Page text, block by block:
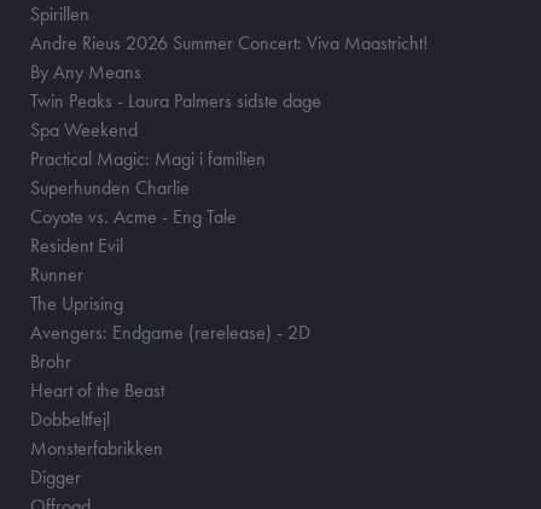
Spirillen
Andre Rieus 2026 Summer Concert: Viva Maastricht!
By Any Means
Twin Peaks - Laura Palmers sidste dage
Spa Weekend
Practical Magic: Magi i familien
Superhunden Charlie
Coyote vs. Acme - Eng Tale
Resident Evil
Runner
The Uprising
Avengers: Endgame (rerelease) - 2D
Brohr
Heart of the Beast
Dobbeltfejl
Monsterfabrikken
Digger